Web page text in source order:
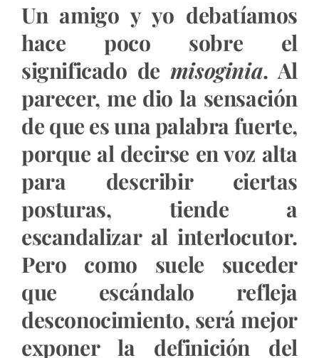
Un amigo y yo debatíamos
hace poco sobre el
significado de misoginia. Al
parecer, me dio la sensación
de que es una palabra fuerte,
porque al decirse en voz alta
para describir ciertas
posturas, tiende a
escandalizar al interlocutor.
Pero como suele suceder
que escándalo refleja
desconocimiento, será mejor
exponer la definición del